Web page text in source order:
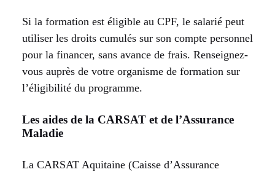
Si la formation est éligible au CPF, le salarié peut
utiliser les droits cumulés sur son compte personnel
pour la financer, sans avance de frais. Renseignez-
vous auprès de votre organisme de formation sur
l’éligibilité du programme.
Les aides de la CARSAT et de l’Assurance
Maladie
La CARSAT Aquitaine (Caisse d’Assurance